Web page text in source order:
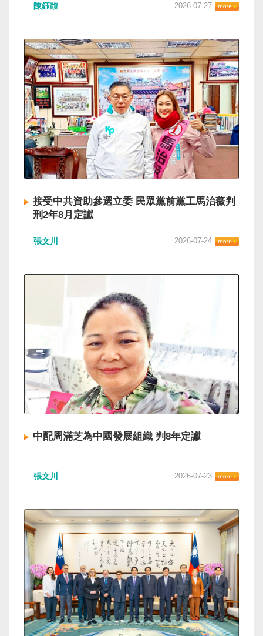
陳鈺馥 2026-07-27
接受中共資助參選立委 民眾黨前黨工馬治薇判
刑2年8月定讞
張文川 2026-07-24
中配周滿芝為中國發展組織 判8年定讞
張文川 2026-07-23